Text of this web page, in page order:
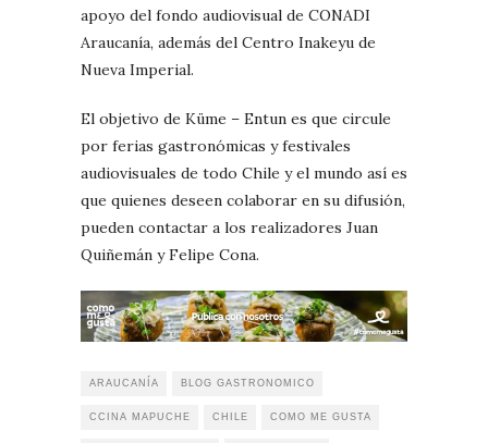
apoyo del fondo audiovisual de CONADI
Araucanía, además del Centro Inakeyu de
Nueva Imperial.
El objetivo de Küme – Entun es que circule
por ferias gastronómicas y festivales
audiovisuales de todo Chile y el mundo así es
que quienes deseen colaborar en su difusión,
pueden contactar a los realizadores Juan
Quiñemán y Felipe Cona.
ARAUCANÍA BLOG GASTRONOMICO
CCINA MAPUCHE CHILE COMO ME GUSTA